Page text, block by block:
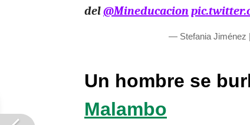
del@Mineducacion
— Stefania
Un hombre se
Malambo